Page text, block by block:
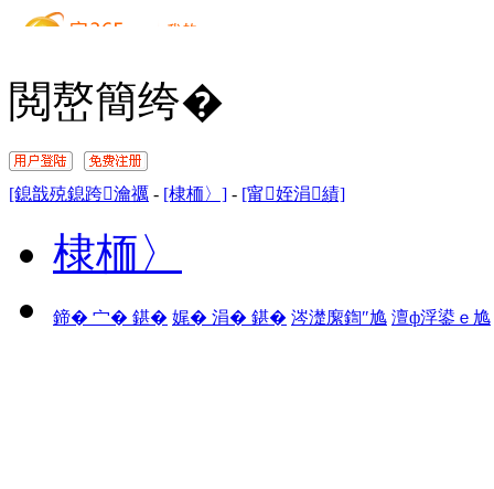
閲嶅簡绔�
[鎴戠殑鎴跨瀹禲 - [棣栭〉] - [甯姪涓績]
棣栭〉
鍗� 宀� 鍖� 娓� 涓� 鍖� 涔濋緳鍧″尯 澶ф浮鍙ｅ尯